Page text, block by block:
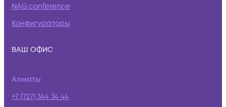
NAG.conference
Конфигураторы
ВАШ ОФИС
Алматы
+7 (727) 344 34 44